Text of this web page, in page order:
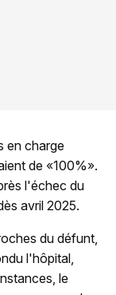
en charge
de «100%».
l'échec du
avril 2025.
du défunt,
l'hôpital,
le